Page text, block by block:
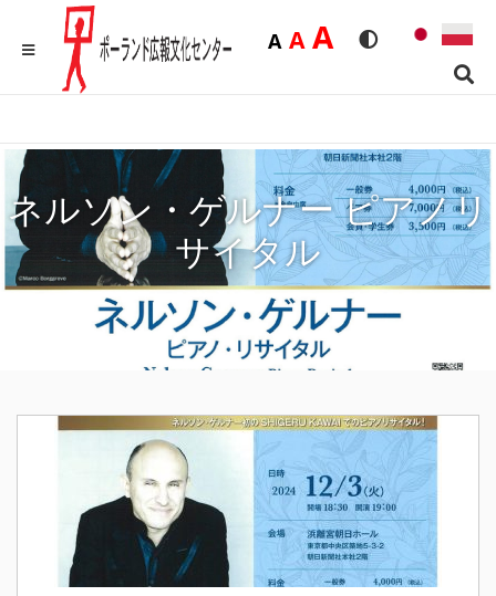
Rozmiar
ADomyślna
AŚrednia
ADużaWersja
ネルソン・ゲルナー ピアノリ
サイタル